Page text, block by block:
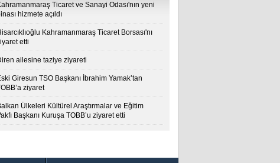
Ticaret ve Sanayi Odası'nın yeni
hizmete açıldı
Kahramanmaraş Ticaret Borsası'nı
etti
ailesine taziye ziyareti
Giresun TSO Başkanı İbrahim Yamak’tan
ziyaret
Ülkeleri Kültürel Araştırmalar ve Eğitim
Başkanı Kuruşa TOBB’u ziyaret etti